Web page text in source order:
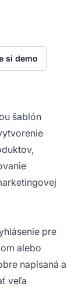
si demo
šablón
pre
alebo
napísaná a
veľa